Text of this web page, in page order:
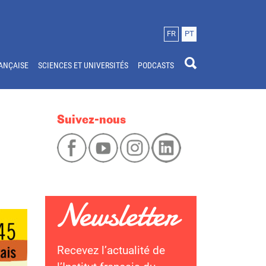
FR PT
SCIENCES ET UNIVERSITÉS PODCASTS
Suivez-nous
Recevez l’actualité de